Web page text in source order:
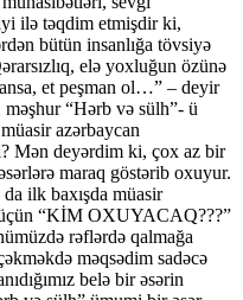
ilə təqdim etmişdir ki,
bütün insanlığa tövsiyə
elə yoxluğun özünə
et peşman ol…” – deyir
“Hərb və sülh”- ü
azərbaycan
Mən deyərdim ki, çox az bir
maraq göstərib oxuyur.
ilk baxışda müasir
“KİM OXUYACAQ???”
rəflərdə qalmağa
məqsədim sadəcə
belə bir əsərin